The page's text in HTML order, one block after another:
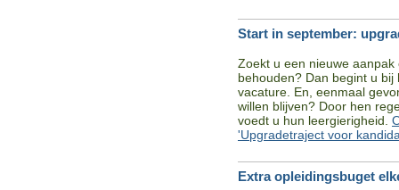
Start in september:
Zoekt u een nieuwe
behouden? Dan begint u
vacature. En, eenmaal
willen blijven? Door hen
voedt u hun leergierigheid.
'Upgradetraject voor
Extra opleidingsbuget